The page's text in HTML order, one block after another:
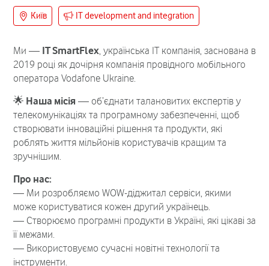
Київ IT development and integration
Ми — IT SmartFlex, українська ІТ компанія, заснована в
2019 році як дочірня компанія провідного мобільного
оператора Vodafone Ukraine.
🌟 Наша місія — об’єднати талановитих експертів у
телекомунікаціях та програмному забезпеченні, щоб
створювати інноваційні рішення та продукти, які
роблять життя мільйонів користувачів кращим та
зручнішим.
Про нас:
— Ми розробляємо WOW-діджитал сервіси, якими
може користуватися кожен другий українець.
— Створюємо програмні продукти в Україні, які цікаві за
її межами.
— Використовуємо сучасні новітні технології та
інструменти.